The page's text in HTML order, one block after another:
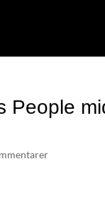
People